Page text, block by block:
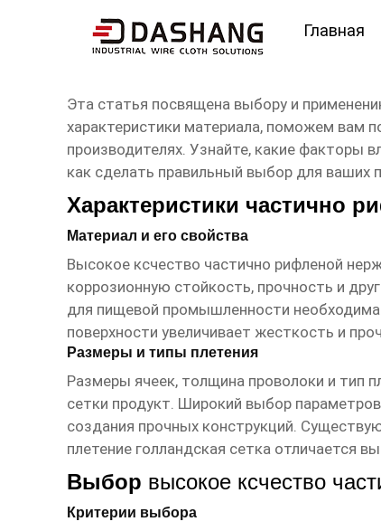
Главная
высокое ксчество
Эта статья посвящена выбору и
характеристики материала, поможем вам
производителях. Узнайте, какие факторы
как сделать правильный выбор для ваших
Характеристики частично
Материал и его свойства
Высокое ксчество частично рифленой
коррозионную стойкость, прочность и
для пищевой промышленности необходима
поверхности увеличивает жесткость и
Размеры и типы плетения
Размеры ячеек, толщина проволоки и тип
сетки продукт. Широкий выбор
создания прочных конструкций.
плетение голландская сетка отличается
Выбор высокое ксчество
Критерии выбора